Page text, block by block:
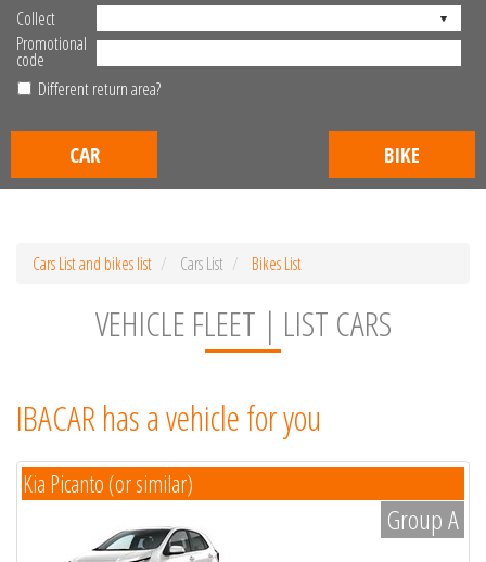
Collect
Promotional
code
Different return area?
CAR BIKE
Cars List and bikes list Cars List Bikes List
VEHICLE FLEET | LIST CARS
IBACAR has a vehicle for you
Kia Picanto (or similar)
Group A